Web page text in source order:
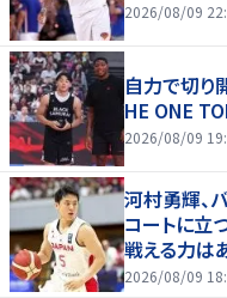
2026/08/09
自力で切り
HE ONE
2026/08/09
河村勇輝、
コートに立
戦える力は
2026/08/09